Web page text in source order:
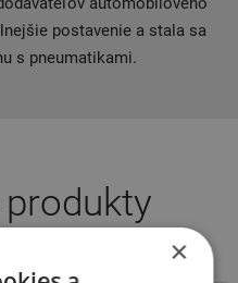
postavenie a stala sa
s pneumatikami.
×